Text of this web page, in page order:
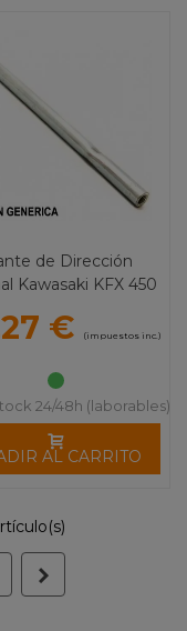
de Dirección
Kawasaki KFX 450
€ (impuestos inc.)
24/48h (laborables)
AL CARRITO